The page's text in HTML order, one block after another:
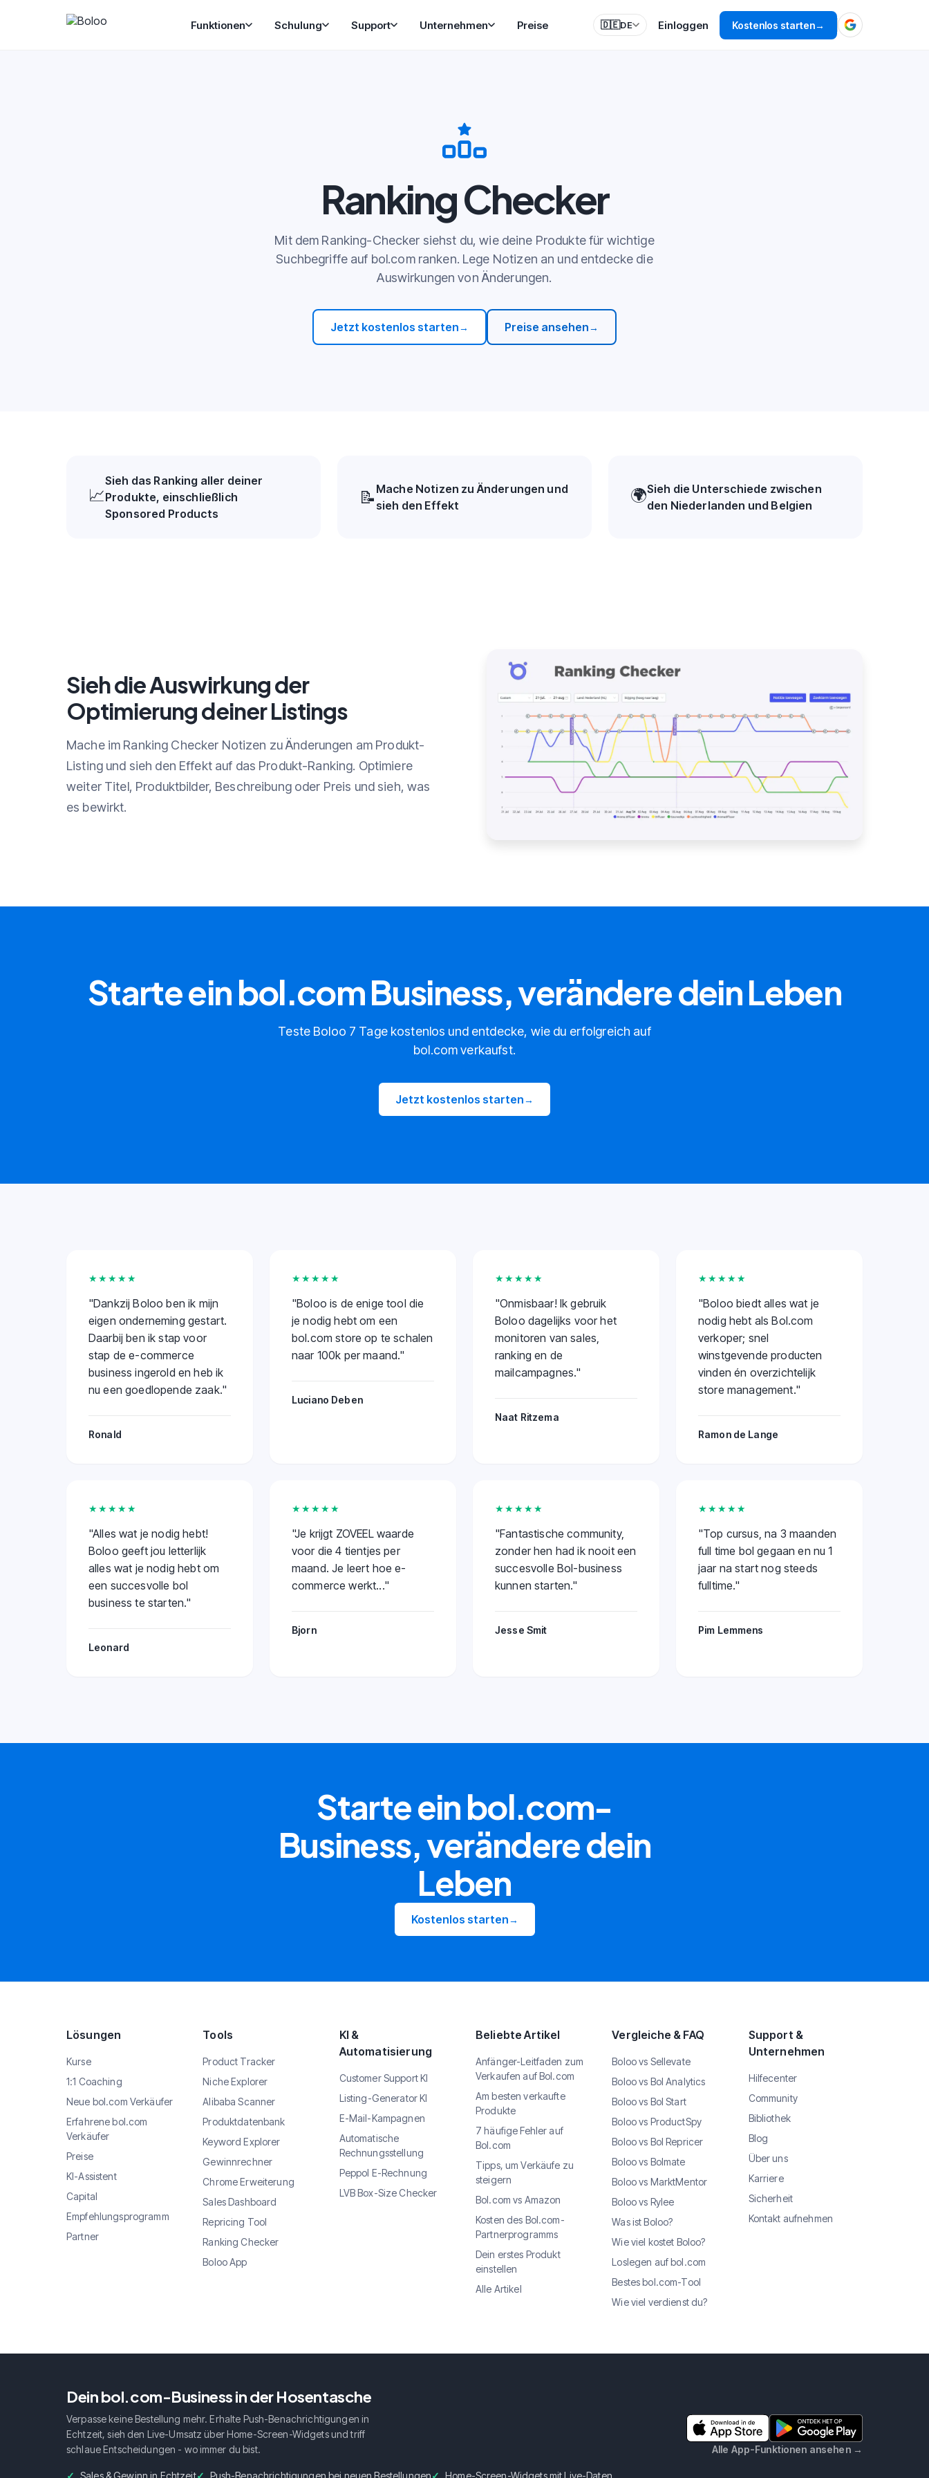
Funktionen Schulung Support Unternehmen Preise 🇩🇪DE Einloggen Kostenlos starten→
Ranking Checker
Mit dem Ranking-Checker siehst du, wie deine Produkte für wichtige
Suchbegriffe auf bol.com ranken. Lege Notizen an und entdecke die
Auswirkungen von Änderungen.
Jetzt kostenlos starten→ Preise ansehen→
📈
Sieh das Ranking aller deiner
Produkte, einschließlich
Sponsored Products
📝 Mache Notizen zu Änderungen und
sieh den Effekt
🌍Sieh die Unterschiede zwischen
den Niederlanden und Belgien
Sieh die Auswirkung der
Optimierung deiner Listings
Mache im Ranking Checker Notizen zu Änderungen am Produkt-
Listing und sieh den Effekt auf das Produkt-Ranking. Optimiere
weiter Titel, Produktbilder, Beschreibung oder Preis und sieh, was
es bewirkt.
Starte ein bol.com Business, verändere dein Leben
Teste Boloo 7 Tage kostenlos und entdecke, wie du erfolgreich auf
bol.com verkaufst.
Jetzt kostenlos starten→
★★★★★
"Dankzij Boloo ben ik mijn
eigen onderneming gestart.
Daarbij ben ik stap voor
stap de e-commerce
business ingerold en heb ik
nu een goedlopende zaak."
Ronald
★★★★★
"Boloo is de enige tool die
je nodig hebt om een
bol.com store op te schalen
naar 100k per maand."
Luciano Deben
★★★★★
"Onmisbaar! Ik gebruik
Boloo dagelijks voor het
monitoren van sales,
ranking en de
mailcampagnes."
Naat Ritzema
★★★★★
"Boloo biedt alles wat je
nodig hebt als Bol.com
verkoper; snel
winstgevende producten
vinden én overzichtelijk
store management."
Ramon de Lange
★★★★★
"Alles wat je nodig hebt!
Boloo geeft jou letterlijk
alles wat je nodig hebt om
een succesvolle bol
business te starten."
Leonard
★★★★★
"Je krijgt ZOVEEL waarde
voor die 4 tientjes per
maand. Je leert hoe e-
commerce werkt..."
Bjorn
★★★★★
"Fantastische community,
zonder hen had ik nooit een
succesvolle Bol-business
kunnen starten."
Jesse Smit
★★★★★
"Top cursus, na 3 maanden
full time bol gegaan en nu 1
jaar na start nog steeds
fulltime."
Pim Lemmens
Starte ein bol.com-
Business, verändere dein
Leben
Kostenlos starten→
Lösungen
Kurse
1:1 Coaching
Neue bol.com Verkäufer
Erfahrene bol.com
Verkäufer
Preise
KI-Assistent
Capital
Empfehlungsprogramm
Partner
Tools
Product Tracker
Niche Explorer
Alibaba Scanner
Produktdatenbank
Keyword Explorer
Gewinnrechner
Chrome Erweiterung
Sales Dashboard
Repricing Tool
Ranking Checker
Boloo App
KI &
Automatisierung
Customer Support KI
Listing-Generator KI
E-Mail-Kampagnen
Automatische
Rechnungsstellung
Peppol E-Rechnung
LVB Box-Size Checker
Beliebte Artikel
Anfänger-Leitfaden zum
Verkaufen auf Bol.com
Am besten verkaufte
Produkte
7 häufige Fehler auf
Bol.com
Tipps, um Verkäufe zu
steigern
Bol.com vs Amazon
Kosten des Bol.com-
Partnerprogramms
Dein erstes Produkt
einstellen
Alle Artikel
Vergleiche & FAQ
Boloo vs Sellevate
Boloo vs Bol Analytics
Boloo vs Bol Start
Boloo vs ProductSpy
Boloo vs Bol Repricer
Boloo vs Bolmate
Boloo vs MarktMentor
Boloo vs Rylee
Was ist Boloo?
Wie viel kostet Boloo?
Loslegen auf bol.com
Bestes bol.com-Tool
Wie viel verdienst du?
Support &
Unternehmen
Hilfecenter
Community
Bibliothek
Blog
Über uns
Karriere
Sicherheit
Kontakt aufnehmen
Dein bol.com-Business in der Hosentasche
Verpasse keine Bestellung mehr. Erhalte Push-Benachrichtigungen in
Echtzeit, sieh den Live-Umsatz über Home-Screen-Widgets und triff
schlaue Entscheidungen - wo immer du bist.
Alle App-Funktionen ansehen →